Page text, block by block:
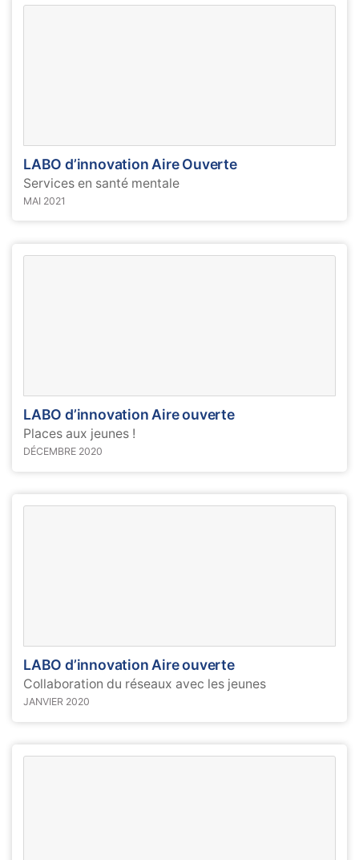
LABO d’innovation Aire Ouverte
Services en santé mentale
MAI 2021
LABO d’innovation Aire ouverte
Places aux jeunes !
DÉCEMBRE 2020
LABO d’innovation Aire ouverte
Collaboration du réseaux avec les jeunes
JANVIER 2020